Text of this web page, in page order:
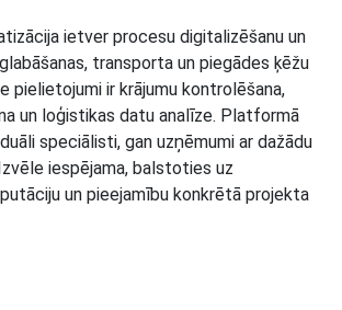
ietver procesu digitalizēšanu un
transporta un piegādes ķēžu
pielietojumi ir krājumu kontrolēšana,
un loģistikas datu analīze. Platformā
speciālisti, gan uzņēmumi ar dažādu
iespējama, balstoties uz
un pieejamību konkrētā projekta